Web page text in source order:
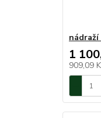
1
909,09